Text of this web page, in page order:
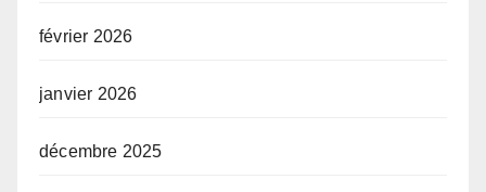
février 2026
janvier 2026
décembre 2025